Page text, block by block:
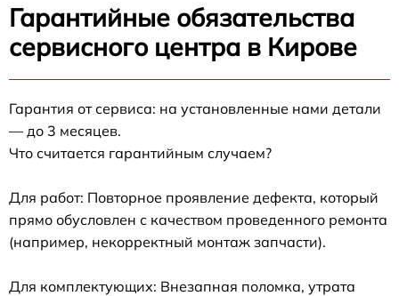
Гарантийные обязательства
сервисного центра в Кирове
Гарантия от сервиса: на установленные нами детали
— до 3 месяцев.
Что считается гарантийным случаем?
Для работ: Повторное проявление дефекта, который
прямо обусловлен с качеством проведенного ремонта
(например, некорректный монтаж запчасти).
Для комплектующих: Внезапная поломка, утрата